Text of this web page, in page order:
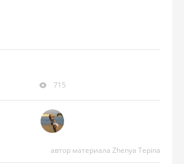
715
автор материала Zhenya Tepina